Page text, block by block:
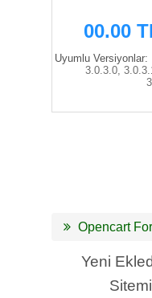
Opencart
Yeni
00.00
Uyumlu Versiyonlar:
3.0.3.0,